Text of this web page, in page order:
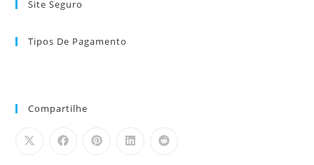
Site Seguro
Tipos De Pagamento
Compartilhe